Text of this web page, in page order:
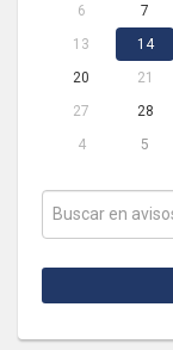
6
7
13
14
20
21
27
28
4
5